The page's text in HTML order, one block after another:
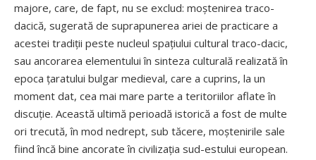
majore, care, de fapt, nu se exclud: moște­nirea traco-
dacică, sugerată de suprapunerea ariei de practicare a
acestei tradiții peste nucleul spațiului cultural traco-dacic,
sau ancorarea elementului în sinteza culturală realizată în
epoca țaratului bulgar medieval, care a cuprins, la un
moment dat, cea mai mare parte a teritoriilor aflate în
discuție. Această ultimă perioadă istorică a fost de multe
ori trecută, în mod nedrept, sub tăcere, moștenirile sale
fiind încă bine ancorate în civilizația sud-estului european.